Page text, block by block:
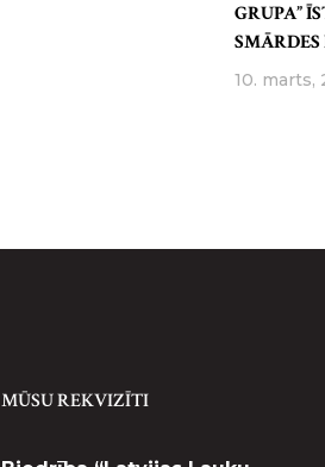
GRUPA”
SMĀRDES
10. marts,
MŪSU REKVIZĪTI